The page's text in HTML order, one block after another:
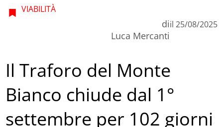
VIABILITÀ
di
Luca Mercanti
il 25/08/2025
Il Traforo del Monte
Bianco chiude dal 1°
settembre per 102 giorni